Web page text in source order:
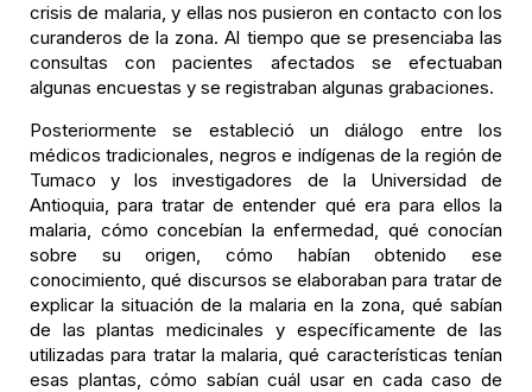
crisis de malaria, y ellas nos pusieron en contacto con los
curanderos de la zona. Al tiempo que se presenciaba las
consultas con pacientes afectados se efectuaban
algunas encuestas y se registraban algunas grabaciones.
Posteriormente se estableció un diálogo entre los
médicos tradicionales, negros e indígenas de la región de
Tumaco y los investigadores de la Universidad de
Antioquia, para tratar de entender qué era para ellos la
malaria, cómo concebían la enfermedad, qué conocían
sobre su origen, cómo habían obtenido ese
conocimiento, qué discursos se elaboraban para tratar de
explicar la situación de la malaria en la zona, qué sabían
de las plantas medicinales y específicamente de las
utilizadas para tratar la malaria, qué características tenían
esas plantas, cómo sabían cuál usar en cada caso de